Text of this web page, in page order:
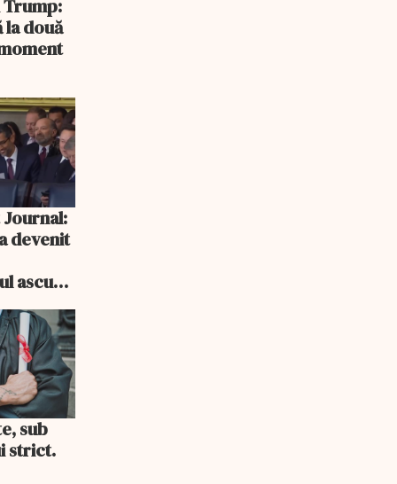
Trump:
la două
devenit
ascuns
sub
strict.